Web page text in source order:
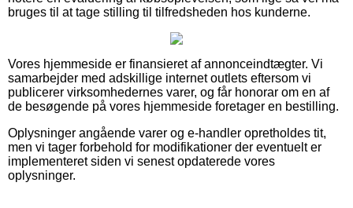
bruges til at tage stilling til tilfredsheden hos kunderne.
Vores hjemmeside er finansieret af annonceindtægter. Vi
samarbejder med adskillige internet outlets eftersom vi
publicerer virksomhedernes varer, og får honorar om en af
de besøgende på vores hjemmeside foretager en bestilling.
Oplysninger angående varer og e-handler opretholdes tit,
men vi tager forbehold for modifikationer der eventuelt er
implementeret siden vi senest opdaterede vores
oplysninger.